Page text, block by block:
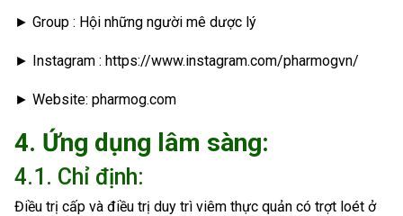
► Group : Hội những người mê dược lý
► Instagram : https://www.instagram.com/pharmogvn/
► Website: pharmog.com
4. Ứng dụng lâm sàng:
4.1. Chỉ định:
Điều trị cấp và điều trị duy trì viêm thực quản có trợt loét ở